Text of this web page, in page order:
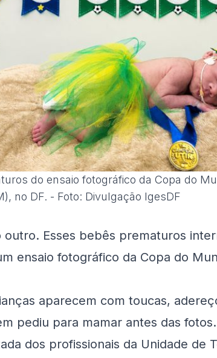
do ensaio fotográfico da Copa do
no DF. - Foto: Divulgação IgesDF
outro. Esses bebês prematuros
ensaio fotográfico da Copa do
aparecem com toucas,
pediu para mamar antes das
dos profissionais da Unidade de